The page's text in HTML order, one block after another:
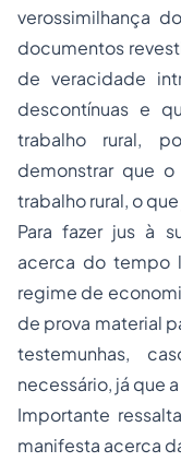
verossimilhança
documentos
de veracidade
descontínuas e
trabalho rural,
demonstrar que
trabalho rural, o
Para fazer jus à
acerca do tempo
regime de
de prova material
testemunhas,
necessário, já que
Importante
manifesta acerca